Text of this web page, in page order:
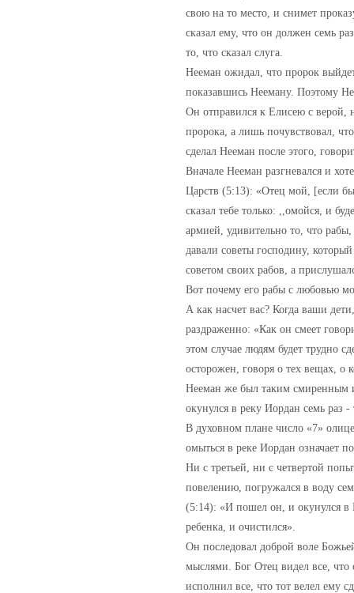
свою на то место, и снимет
сказал ему, что он должен семь
то, что сказал слуга.
Нееман ожидал, что пророк
показавшись Нееману. Поэтому
Он отправился к Елисею с верой,
пророка, а лишь почувствовал,
сделал Нееман после этого,
Вначале Нееман разгневался и
Царств (5:13): «Отец мой, [если
сказал тебе только: ,,омойся, и
армией, удивительно то, что
давали советы господину,
советом своих рабов, а
Вот почему его рабы с любовью
А как насчет вас? Когда ваши
раздраженно: «Как он смеет
этом случае людям будет трудно
осторожен, говоря о тех вещах, о
Нееман же был таким смиренным
окунулся в реку Иордан семь раз
В духовном плане число «7»
омыться в реке Иордан означает
Ни с третьей, ни с четвертой
повелению, погружался в воду
(5:14): «И пошел он, и окунулся в
ребенка, и очистился».
Он последовал доброй воле
мыслями. Бог Отец видел все, что
исполнил все, что тот велел ему